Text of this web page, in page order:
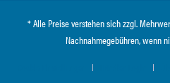
* Alle Preise verstehen sich zzgl.
Nachnahmegebühren, wenn